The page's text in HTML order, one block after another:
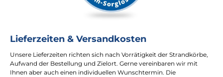
Lieferzeiten & Versandkosten
Unsere Lieferzeiten richten sich nach Vorrätigkeit der Strandkörbe,
Aufwand der Bestellung und Zielort. Gerne vereinbaren wir mit
Ihnen aber auch einen individuellen Wunschtermin. Die